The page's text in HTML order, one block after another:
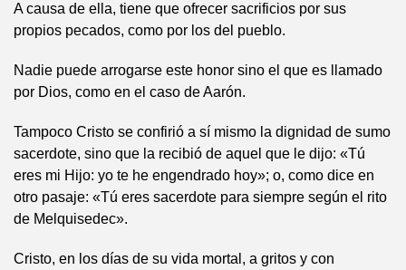
A causa de ella, tiene que ofrecer sacrificios por sus
propios pecados, como por los del pueblo.
Nadie puede arrogarse este honor sino el que es llamado
por Dios, como en el caso de Aarón.
Tampoco Cristo se confirió a sí mismo la dignidad de sumo
sacerdote, sino que la recibió de aquel que le dijo: «Tú
eres mi Hijo: yo te he engendrado hoy»; o, como dice en
otro pasaje: «Tú eres sacerdote para siempre según el rito
de Melquisedec».
Cristo, en los días de su vida mortal, a gritos y con